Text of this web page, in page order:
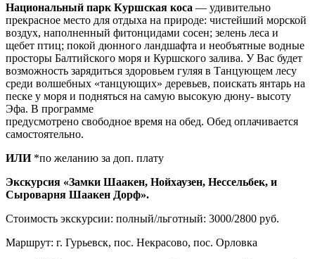
Национальный парк Куршская коса — удивительно
прекрасное место для отдыха на природе: чистейший морской
воздух, наполненный фитонцидами сосен; зелень леса и
щебет птиц; покой дюнного ландшафта и необъятные водные
просторы Балтийского моря и Куршского залива. У Вас будет
возможность зарядиться здоровьем гуляя в Танцующем лесу
среди волшебных «танцующих» деревьев, поискать янтарь на
песке у моря и подняться на самую высокую дюну- высоту
Эфа. В программе
предусмотрено свободное время на обед. Обед оплачивается
самостоятельно.
ИЛИ*по желанию за доп. плату
Экскурсия «Замки Шаакен, Нойхаузен, Нессельбек, и
Сыроварня Шаакен Дорф».
Стоимость экскурсии: полный/льготный: 3000/2800 руб.
Маршрут: г. Гурьевск, пос. Некрасово, пос. Орловка